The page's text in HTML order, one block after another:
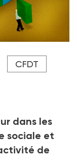
des
CFDT
dans les
sociale et
de